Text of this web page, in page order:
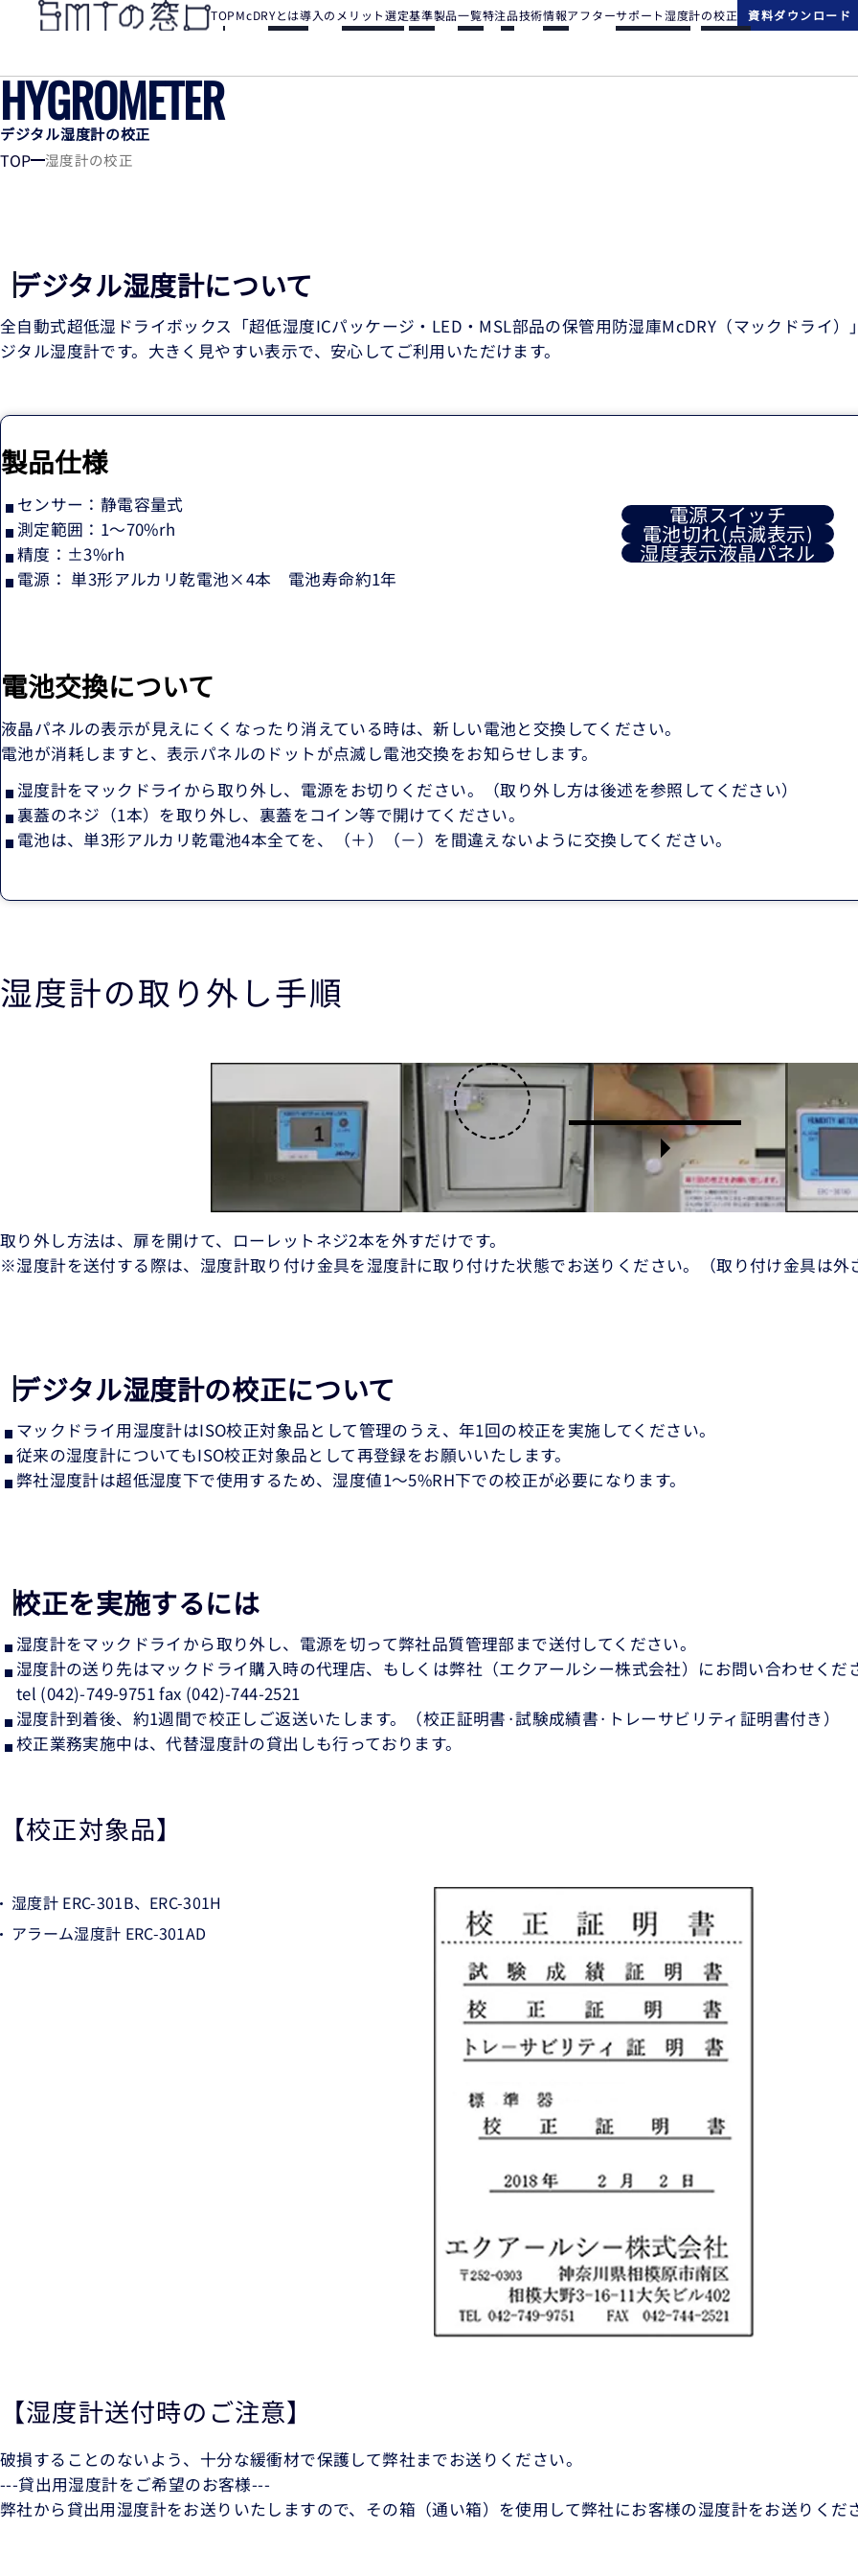
TOPMcDRYとは導入のメリット選定基準製品一覧特注品技術情報アフターサポート湿度計の校正 資料ダウンロード
HYGROMETER
デジタル湿度計の校正
TOP 湿度計の校正
デジタル湿度計について
全自動式超低湿ドライボックス「超低湿度ICパッケージ・LED・MSL部品の保管用防湿庫McDRY（マックドライ
ジタル湿度計です。大きく見やすい表示で、安心してご利用いただけます。
電源スイッチ
電池切れ(点滅表示)
湿度表示液晶パネル
製品仕様
センサー：静電容量式
測定範囲：1〜70%rh
精度：±3%rh
電源： 単3形アルカリ乾電池×4本 電池寿命約1年
電池交換について
液晶パネルの表示が見えにくくなったり消えている時は、新しい電池と交換してください。
電池が消耗しますと、表示パネルのドットが点滅し電池交換をお知らせします。
湿度計をマックドライから取り外し、電源をお切りください。（取り外し方は後述を参照してください）
裏蓋のネジ（1本）を取り外し、裏蓋をコイン等で開けてください。
電池は、単3形アルカリ乾電池4本全てを、（＋）（－）を間違えないように交換してください。
湿度計の取り外し手順
取り外し方法は、扉を開けて、ローレットネジ2本を外すだけです。
※湿度計を送付する際は、湿度計取り付け金具を湿度計に取り付けた状態でお送りください。（取り付け金具は外
デジタル湿度計の校正について
マックドライ用湿度計はISO校正対象品として管理のうえ、年1回の校正を実施してください。
従来の湿度計についてもISO校正対象品として再登録をお願いいたします。
弊社湿度計は超低湿度下で使用するため、湿度値1〜5%RH下での校正が必要になります。
校正を実施するには
湿度計をマックドライから取り外し、電源を切って弊社品質管理部まで送付してください。
湿度計の送り先はマックドライ購入時の代理店、もしくは弊社（エクアールシー株式会社）にお問い合わせくだ
tel (042)-749-9751fax (042)-744-2521
湿度計到着後、約1週間で校正しご返送いたします。（校正証明書·試験成績書·トレーサビリティ証明書付き）
校正業務実施中は、代替湿度計の貸出しも行っております。
【校正対象品】
湿度計 ERC-301B、ERC-301H
アラーム湿度計 ERC-301AD
【湿度計送付時のご注意】
破損することのないよう、十分な緩衝材で保護して弊社までお送りください。
---貸出用湿度計をご希望のお客様---
弊社から貸出用湿度計をお送りいたしますので、その箱（通い箱）を使用して弊社にお客様の湿度計をお送りくだ